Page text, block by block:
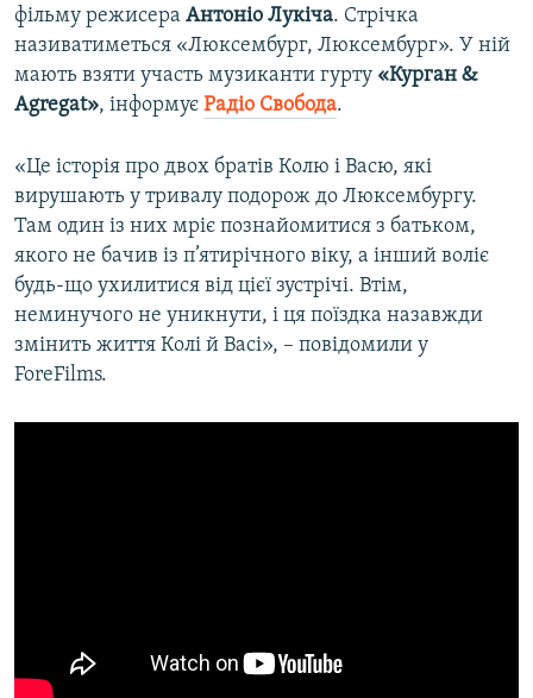
фільму режисера Антоніо Лукіча. Стрічка
називатиметься «Люксембург, Люксембург». У ній
мають взяти участь музиканти гурту «Курган &
Agregat», інформує Радіо Свобода.
«Це історія про двох братів Колю і Васю, які
вирушають у тривалу подорож до Люксембургу.
Там один із них мріє познайомитися з батьком,
якого не бачив із п’ятирічного віку, а інший воліє
будь-що ухилитися від цієї зустрічі. Втім,
неминучого не уникнути, і ця поїздка назавжди
змінить життя Колі й Васі», – повідомили у
ForeFilms.